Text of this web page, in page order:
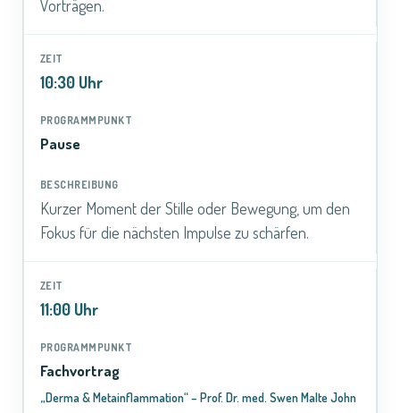
Vorträgen.
10:30 Uhr
Pause
Kurzer Moment der Stille oder Bewegung, um den
Fokus für die nächsten Impulse zu schärfen.
11:00 Uhr
Fachvortrag
„Derma & Metainflammation“ – Prof. Dr. med. Swen Malte John